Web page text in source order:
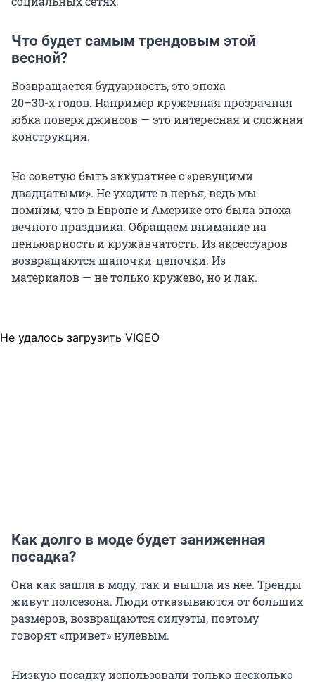
Что будет самым трендовым этой
весной?
Возвращается будуарность, это эпоха
20–30-х годов. Например кружевная прозрачная
юбка поверх джинсов — это интересная и сложная
конструкция.
Но советую быть аккуратнее с «ревущими
двадцатыми». Не уходите в перья, ведь мы
помним, что в Европе и Америке это была эпоха
вечного праздника. Обращаем внимание на
пеньюарность и кружавчатость. Из аксессуаров
возвращаются шапочки-цепочки. Из
материалов — не только кружево, но и лак.
Не удалось загрузить VIQEO
Как долго в моде будет заниженная
посадка?
Она как зашла в моду, так и вышла из нее. Тренды
живут полсезона. Люди отказываются от больших
размеров, возвращаются силуэты, поэтому
говорят «привет» нулевым.
Низкую посадку использовали только несколько